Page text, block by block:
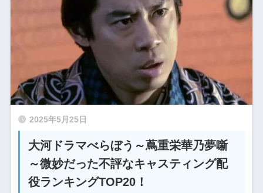
2025年5月25日
大河ドラマべらぼう～蔦重栄華乃夢噺
～微妙だった不評なキャスティング配
役ランキングTOP20！